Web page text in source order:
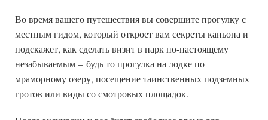
Во время вашего путешествия вы совершите прогулку с
местным гидом, который откроет вам секреты каньона и
подскажет, как сделать визит в парк по-настоящему
незабываемым – будь то прогулка на лодке по
мраморному озеру, посещение таинственных подземных
гротов или виды со смотровых площадок.